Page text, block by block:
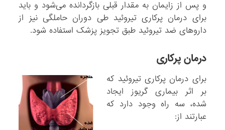
و پس از زایمان به مقدار قبلی بازگردانده می‌شود و باید
برای درمان پرکاری تیروئید طی دوران حاملگی نیز از
داروهای ضد تیروئید طبق تجویز پزشک استفاده شود.
درمان پرکاری
برای درمان پرکاری تیروئید که
بر اثر بیماری گریوز ایجاد
شده، سه راه وجود دارد که
عبارتند از: